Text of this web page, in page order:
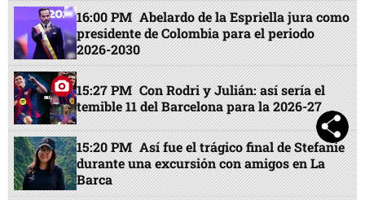
16:00 PM Abelardo de la Espriella jura como
presidente de Colombia para el periodo
2026-2030
15:27 PM Con Rodri y Julián: así sería el
temible 11 del Barcelona para la 2026-27
15:20 PM Así fue el trágico final de Stefanie
durante una excursión con amigos en La
Barca